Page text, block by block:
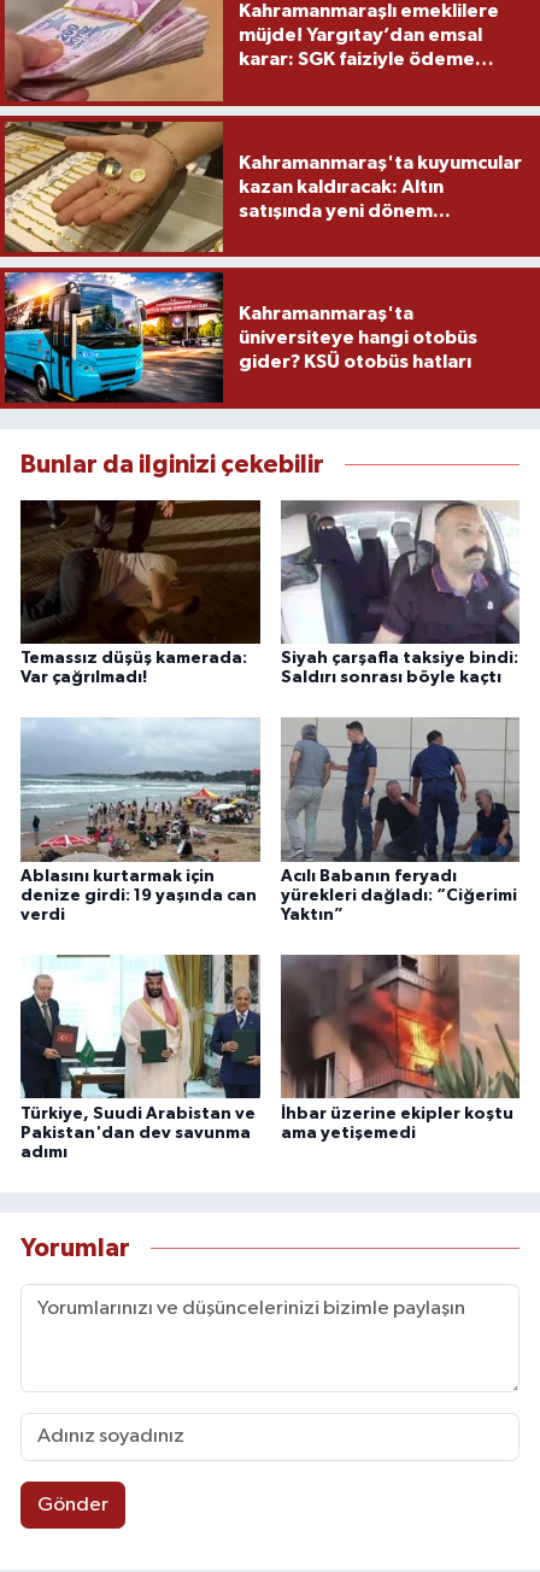
Kahramanmaraşlı emeklilere
müjde! Yargıtay’dan emsal
karar: SGK faiziyle ödeme
Kahramanmaraş'ta kuyumcular
kazan kaldıracak: Altın
satışında yeni dönem...
Kahramanmaraş'ta
üniversiteye hangi otobüs
gider? KSÜ otobüs hatları
Bunlar da ilginizi çekebilir
Temassız düşüş kamerada:
Var çağrılmadı!
Siyah çarşafla taksiye bindi:
Saldırı sonrası böyle kaçtı
Ablasını kurtarmak için
denize girdi: 19 yaşında can
verdi
Acılı Babanın feryadı
yürekleri dağladı: “Ciğerimi
Yaktın”
Türkiye, Suudi Arabistan ve
Pakistan'dan dev savunma
adımı
İhbar üzerine ekipler koştu
ama yetişemedi
Yorumlar
Gönder